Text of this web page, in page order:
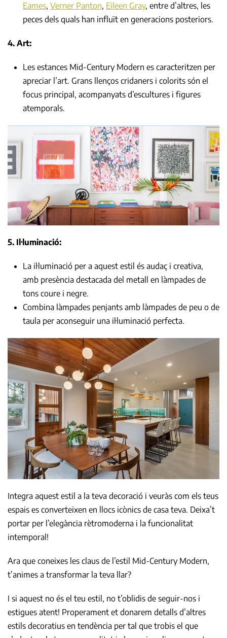
Eames, Verner Panton, Eileen Gray, entre d’altres, les
peces dels quals han influït en generacions posteriors.
4. Art:
Les estances Mid-Century Modern es caracteritzen per
apreciar l’art. Grans llenços cridaners i colorits són el
focus principal, acompanyats d’escultures i figures
atemporals.
5. Il·luminació:
La il·luminació per a aquest estil és audaç i creativa,
amb presència destacada del metall en làmpades de
tons coure i negre.
Combina làmpades penjants amb làmpades de peu o de
taula per aconseguir una il·luminació perfecta.
Integra aquest estil a la teva decoració i veuràs com els teus
espais es converteixen en llocs icònics de casa teva. Deixa’t
portar per l’elegància rètromoderna i la funcionalitat
intemporal!
Ara que coneixes les claus de l’estil Mid-Century Modern,
t’animes a transformar la teva llar?
I si aquest no és el teu estil, no t’oblidis de seguir-nos i
estigues atent! Properament et donarem detalls d’altres
estils decoratius en tendència per tal que trobis el que